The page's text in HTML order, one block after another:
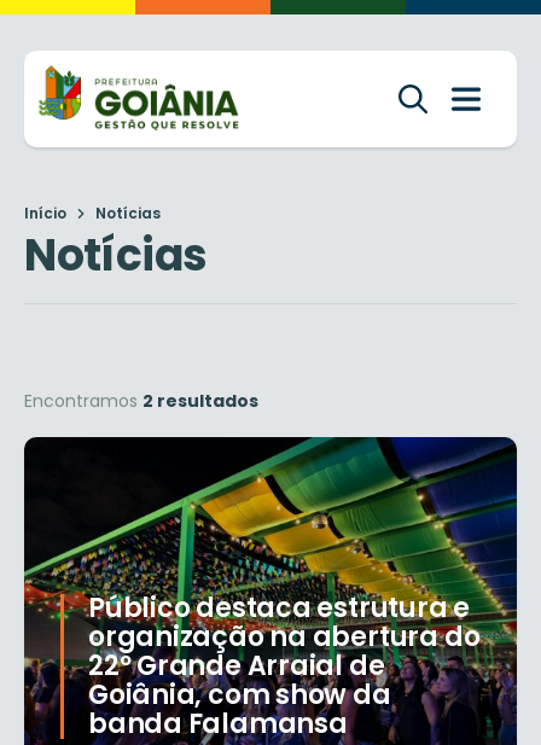
Início Notícias
Notícias
Encontramos 2 resultados
Público destaca estrutura e
organização na abertura do
22º Grande Arraial de
Goiânia, com show da
banda Falamansa